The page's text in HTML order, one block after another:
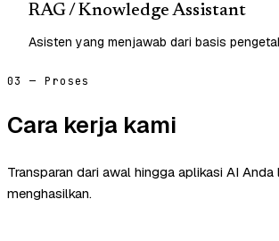
RAG / Knowledge Assistant
Asisten yang menjawab dari basis
03 — Proses
Cara kerja kami
Transparan dari awal hingga aplikasi AI Anda
menghasilkan.